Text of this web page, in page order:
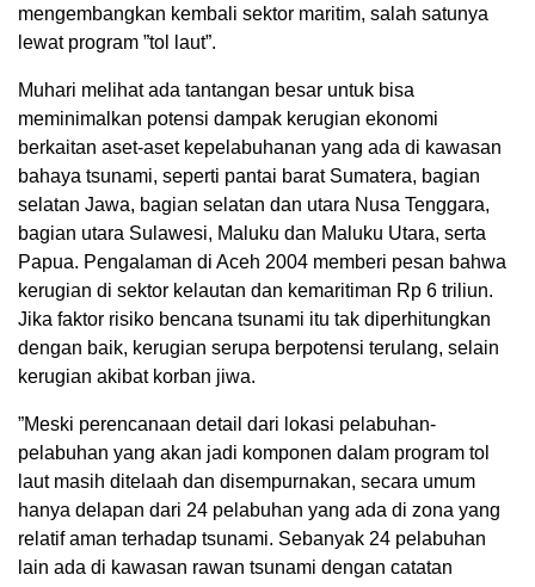
mengembangkan kembali sektor maritim, salah satunya
lewat program ”tol laut”.
Muhari melihat ada tantangan besar untuk bisa
meminimalkan potensi dampak kerugian ekonomi
berkaitan aset-aset kepelabuhanan yang ada di kawasan
bahaya tsunami, seperti pantai barat Sumatera, bagian
selatan Jawa, bagian selatan dan utara Nusa Tenggara,
bagian utara Sulawesi, Maluku dan Maluku Utara, serta
Papua. Pengalaman di Aceh 2004 memberi pesan bahwa
kerugian di sektor kelautan dan kemaritiman Rp 6 triliun.
Jika faktor risiko bencana tsunami itu tak diperhitungkan
dengan baik, kerugian serupa berpotensi terulang, selain
kerugian akibat korban jiwa.
”Meski perencanaan detail dari lokasi pelabuhan-
pelabuhan yang akan jadi komponen dalam program tol
laut masih ditelaah dan disempurnakan, secara umum
hanya delapan dari 24 pelabuhan yang ada di zona yang
relatif aman terhadap tsunami. Sebanyak 24 pelabuhan
lain ada di kawasan rawan tsunami dengan catatan